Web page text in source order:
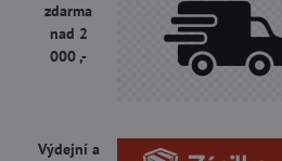
zdarma
nad 2
000 ,-
Výdejní a